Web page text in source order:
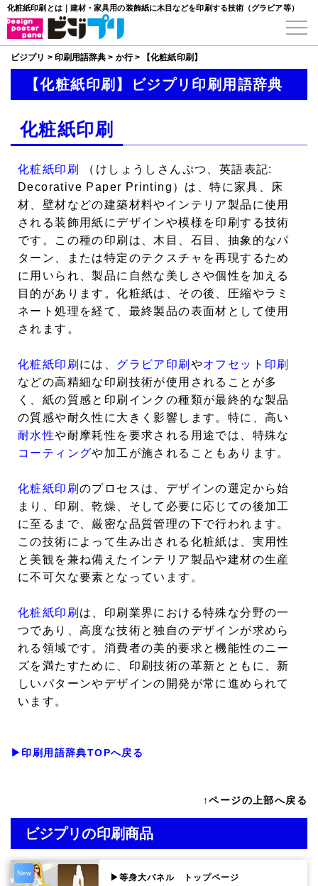
化粧紙印刷とは｜建材・家具用の装飾紙に木目などを印刷する技術（グラビア等）
ビジプリ > 印刷用語辞典 > か行> 【化粧紙印刷】
【化粧紙印刷】ビジプリ印刷用語辞典
化粧紙印刷
化粧紙印刷
（けしょうしさんぷつ、英語表記:
Decorative Paper Printing）は、特に家具、床
材、壁材などの建築材料やインテリア製品に使用
される装飾用紙にデザインや模様を印刷する技術
です。この種の印刷は、木目、石目、抽象的なパ
ターン、または特定のテクスチャを再現するため
に用いられ、製品に自然な美しさや個性を加える
目的があります。化粧紙は、その後、圧縮やラミ
ネート処理を経て、最終製品の表面材として使用
されます。
化粧紙印刷 には、 グラビア印刷 やオフセット印刷
などの高精細な印刷技術が使用されることが多
く、紙の質感と印刷インクの種類が最終的な製品
の質感や耐久性に大きく影響します。特に、高い
耐水性や耐摩耗性を要求される用途では、特殊な
コーティングや加工が施されることもあります。
化粧紙印刷 のプロセスは、デザインの選定から始
まり、印刷、乾燥、そして必要に応じての後加工
に至るまで、厳密な品質管理の下で行われます。
この技術によって生み出される化粧紙は、実用性
と美観を兼ね備えたインテリア製品や建材の生産
に不可欠な要素となっています。
化粧紙印刷 は、印刷業界における特殊な分野の一
つであり、高度な技術と独自のデザインが求めら
れる領域です。消費者の美的要求と機能性のニー
ズを満たすために、印刷技術の革新とともに、新
しいパターンやデザインの開発が常に進められて
います。
▶印刷用語辞典TOPへ戻る
↑ページの上部へ戻る
ビジプリの印刷商品
New
▶等身大パネル トップページ